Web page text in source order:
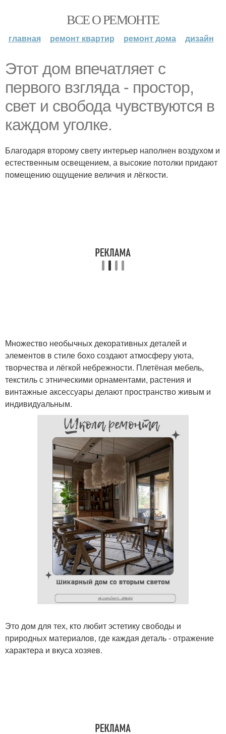
ВСЕ О РЕМОНТЕ
главная ремонт квартир ремонт дома дизайн
Этот дом впечатляет с
первого взгляда - простор,
свет и свобода чувствуются в
каждом уголке.
Благодаря второму свету интерьер наполнен воздухом и
естественным освещением, а высокие потолки придают
помещению ощущение величия и лёгкости.
Множество необычных декоративных деталей и
элементов в стиле бохо создают атмосферу уюта,
творчества и лёгкой небрежности. Плетёная мебель,
текстиль с этническими орнаментами, растения и
винтажные аксессуары делают пространство живым и
индивидуальным.
Это дом для тех, кто любит эстетику свободы и
природных материалов, где каждая деталь - отражение
характера и вкуса хозяев.